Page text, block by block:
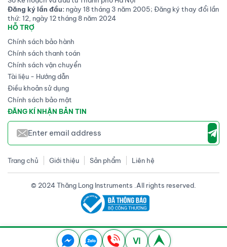
Đăng ký lần đầu: ngày 18 tháng 3 năm 2005; Đăng ký thay đổi lần
thứ: 12, ngày 12 tháng 8 năm 2024
HỖ TRỢ
Chính sách bảo hành
Chính sách thanh toán
Chính sách vận chuyển
Tài liệu - Hướng dẫn
Điều khoản sử dụng
Chính sách bảo mật
ĐĂNG KÍ NHẬN BẢN TIN
Trang chủ Giới thiệu Sản phẩm Liên hệ
© 2024 Thăng Long Instruments .All rights reserved.
VI